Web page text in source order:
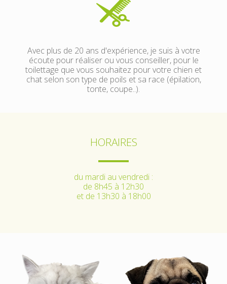
Avec plus de 20 ans d'expérience, je suis à votre
écoute pour réaliser ou vous conseiller, pour le
toilettage que vous souhaitez pour votre chien et
chat selon son type de poils et sa race (épilation,
tonte, coupe..).
HORAIRES
du mardi au vendredi :
de 8h45 à 12h30
et de 13h30 à 18h00